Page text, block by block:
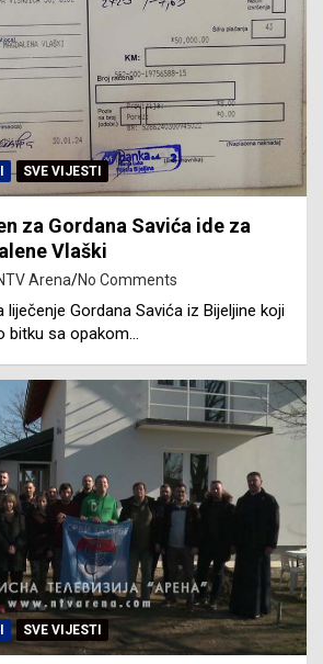
SVE VIJESTI
za Gordana Savića ide za
Vlaški
Arena No Comments
liječenje Gordana Savića iz Bijeljine koji
bitku sa opakom…
SVE VIJESTI